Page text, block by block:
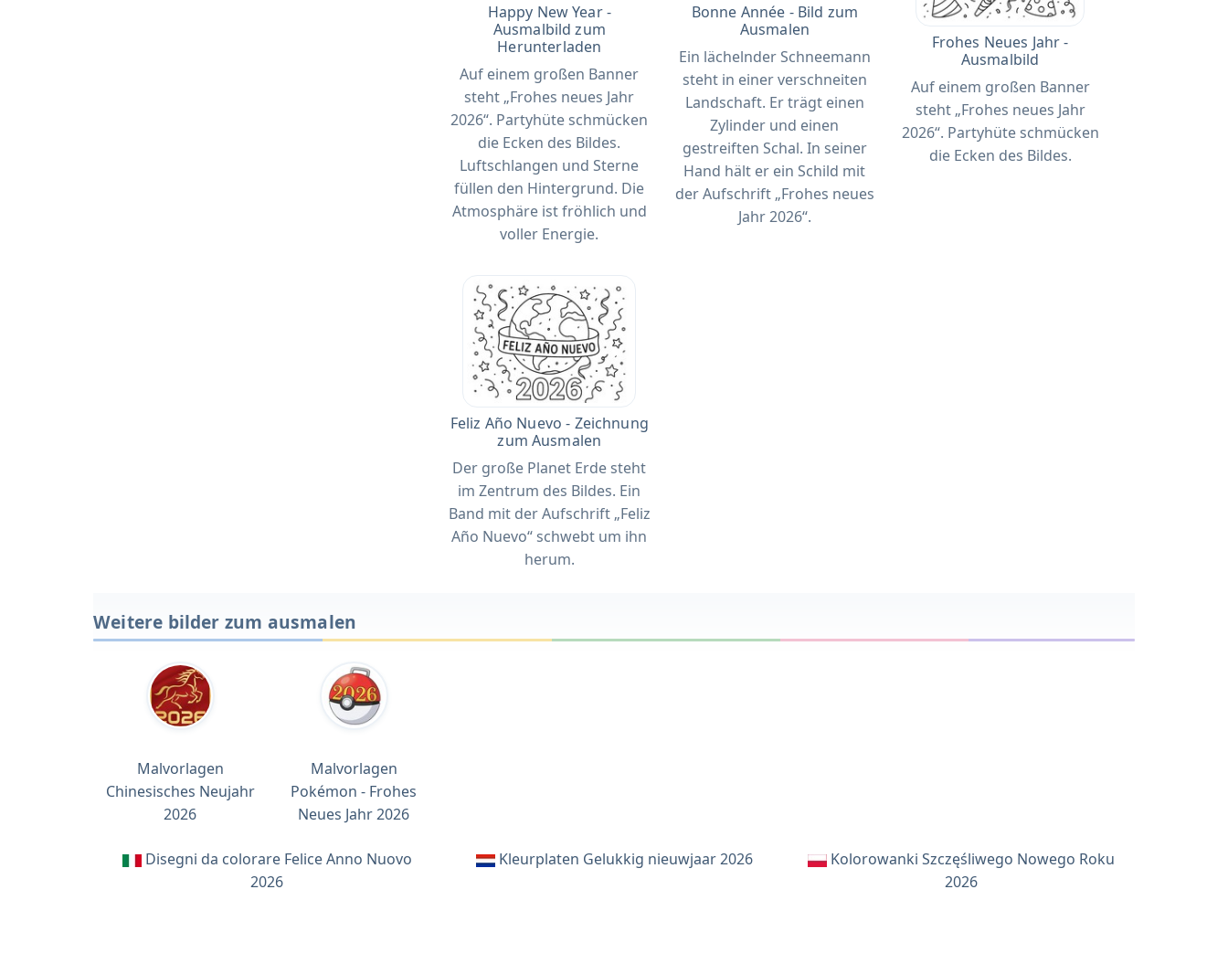
Happy New Year -
Ausmalbild zum
Herunterladen
Auf einem großen Banner
steht „Frohes neues Jahr
2026“. Partyhüte schmücken
die Ecken des Bildes.
Luftschlangen und Sterne
füllen den Hintergrund. Die
Atmosphäre ist fröhlich und
voller Energie.
Bonne Année - Bild zum
Ausmalen
Ein lächelnder Schneemann
steht in einer verschneiten
Landschaft. Er trägt einen
Zylinder und einen
gestreiften Schal. In seiner
Hand hält er ein Schild mit
der Aufschrift „Frohes neues
Jahr 2026“.
Frohes Neues Jahr -
Ausmalbild
Auf einem großen Banner
steht „Frohes neues Jahr
2026“. Partyhüte schmücken
die Ecken des Bildes.
Feliz Año Nuevo - Zeichnung
zum Ausmalen
Der große Planet Erde steht
im Zentrum des Bildes. Ein
Band mit der Aufschrift „Feliz
Año Nuevo“ schwebt um ihn
herum.
Weitere bilder zum ausmalen
Malvorlagen
Chinesisches Neujahr
2026
Malvorlagen
Pokémon - Frohes
Neues Jahr 2026
Disegni da colorare Felice Anno Nuovo
2026
Kleurplaten Gelukkig nieuwjaar 2026
Kolorowanki Szczęśliwego Nowego Roku
2026